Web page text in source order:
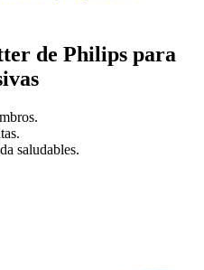
de Philips para
saludables.